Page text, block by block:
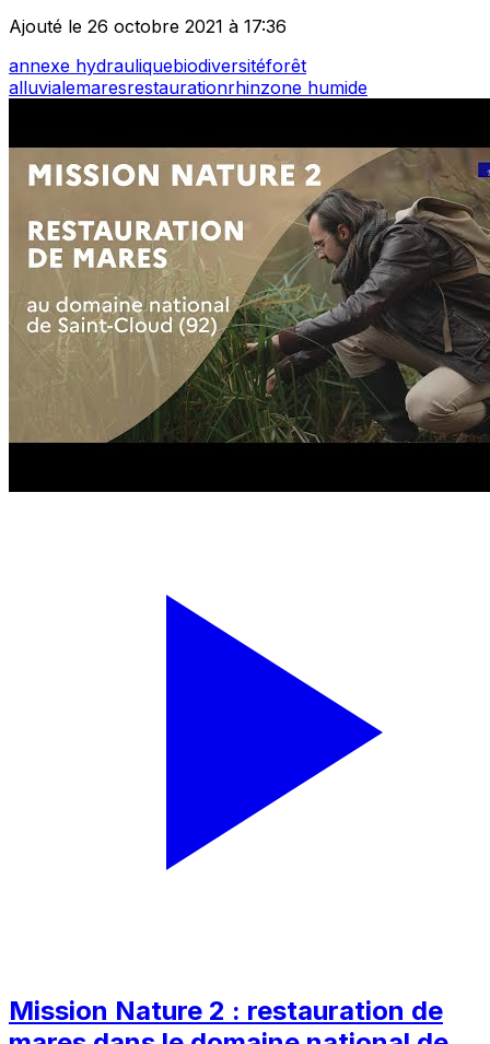
Ajouté le 26 octobre 2021 à 17:36
annexe hydrauliquebiodiversitéforêt
alluvialemaresrestaurationrhinzone humide
Mission Nature 2 : restauration de